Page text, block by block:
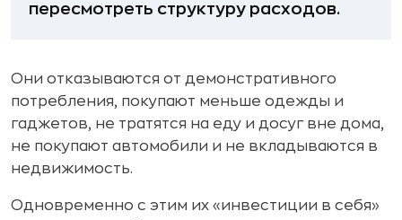
пересмотреть структуру расходов.
Они отказываются от демонстративного
потребления, покупают меньше одежды и
гаджетов, не тратятся на еду и досуг вне дома,
не покупают автомобили и не вкладываются в
недвижимость.
Одновременно с этим их «инвестиции в себя»